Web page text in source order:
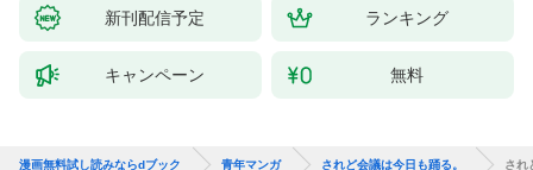
新刊配信予定 ランキング
キャンペーン 無料
漫画無料試し読みならdブック 青年マンガ されど会議は今日も踊る。 され